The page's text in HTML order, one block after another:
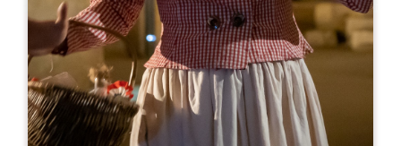
Leaflet
Castillon Pelouse plage
1 Promenade Dubourdieu
33350 Castillon-la-Bataille
France